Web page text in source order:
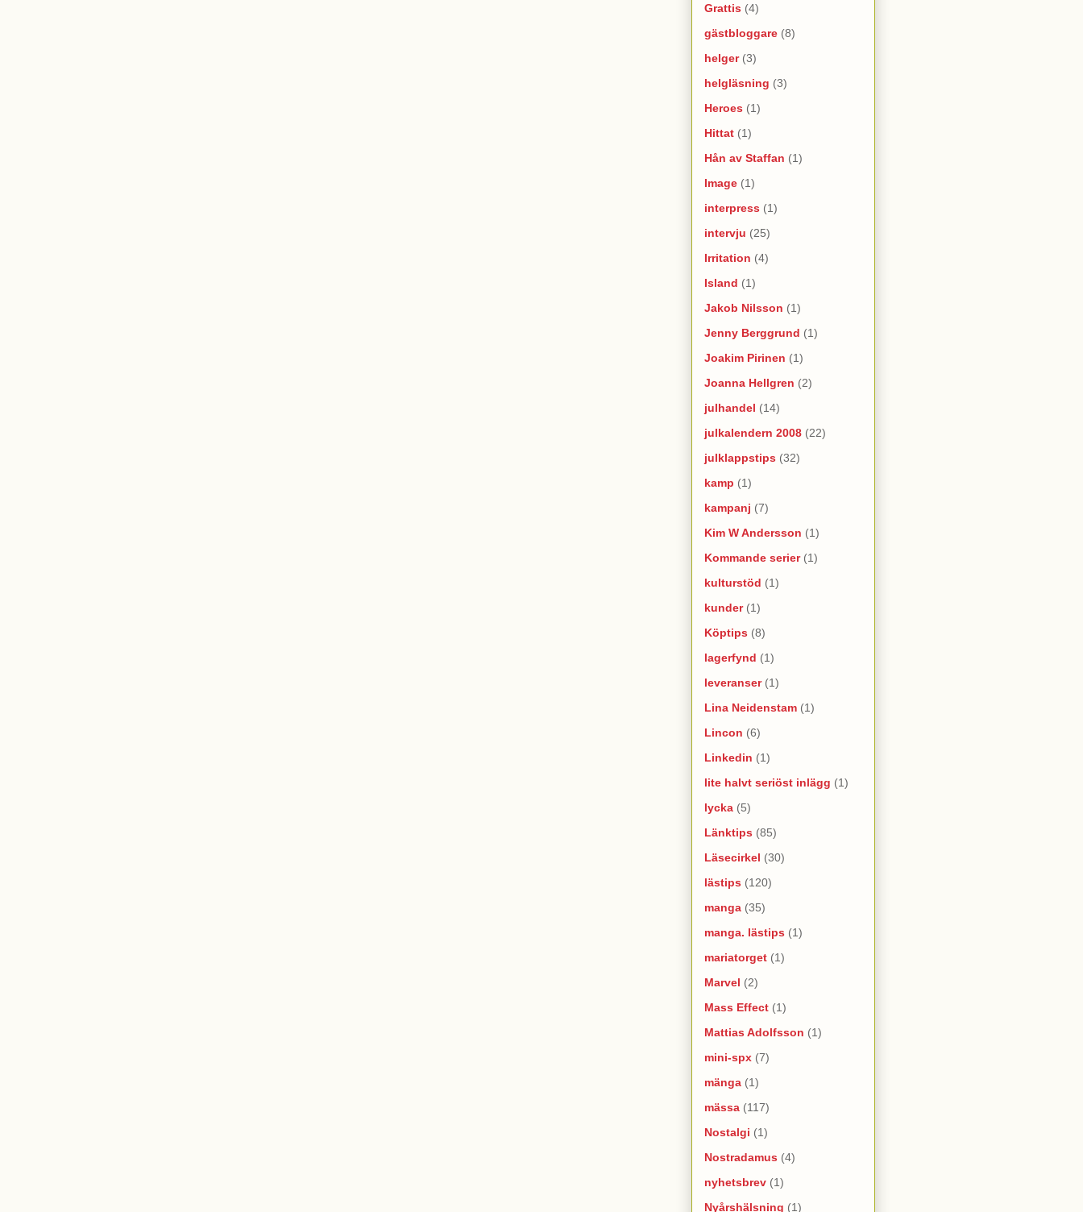
Grattis (4)
gästbloggare (8)
helger (3)
helgläsning (3)
Heroes (1)
Hittat (1)
Hån av Staffan (1)
Image (1)
interpress (1)
intervju (25)
Irritation (4)
Island (1)
Jakob Nilsson (1)
Jenny Berggrund (1)
Joakim Pirinen (1)
Joanna Hellgren (2)
julhandel (14)
julkalendern 2008 (22)
julklappstips (32)
kamp (1)
kampanj (7)
Kim W Andersson (1)
Kommande serier (1)
kulturstöd (1)
kunder (1)
Köptips (8)
lagerfynd (1)
leveranser (1)
Lina Neidenstam (1)
Lincon (6)
Linkedin (1)
lite halvt seriöst inlägg (1)
lycka (5)
Länktips (85)
Läsecirkel (30)
lästips (120)
manga (35)
manga. lästips (1)
mariatorget (1)
Marvel (2)
Mass Effect (1)
Mattias Adolfsson (1)
mini-spx (7)
mänga (1)
mässa (117)
Nostalgi (1)
Nostradamus (4)
nyhetsbrev (1)
Nyårshälsning (1)